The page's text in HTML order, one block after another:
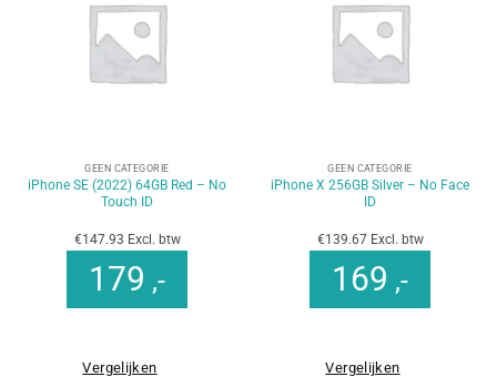
GEEN CATEGORIE
iPhone SE (2022) 64GB Red – No
Touch ID
€147.93 Excl. btw
179 ,-
Vergelijken
GEEN CATEGORIE
iPhone X 256GB Silver – No Face
ID
€139.67 Excl. btw
169 ,-
Vergelijken